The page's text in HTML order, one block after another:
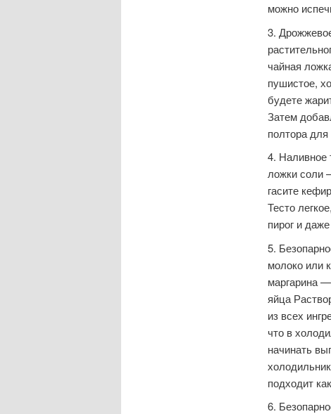
можно
3.
чайная
пушистое,
будете
Затем
полтора
4. Наливное
ложки соли
гасите
Тесто
пирог и
5.
молоко или
маргарина
яйца
из всех
что в
начинать
подходит
6.